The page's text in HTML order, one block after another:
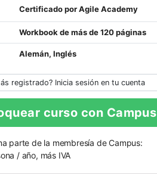
Certificado por Agile Academy
Workbook de más de 120 páginas
Alemán, Inglés
registrado? Inicia sesión en tu cuenta
curso con Campus
parte de la membresía de Campus:
/ año, más IVA